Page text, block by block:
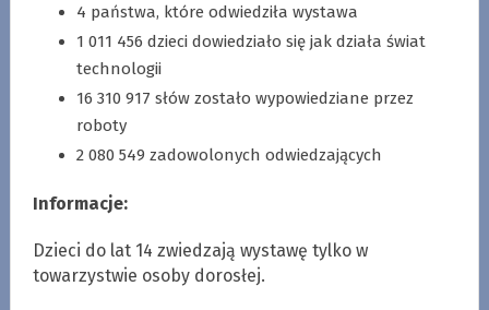
4 państwa, które odwiedziła wystawa
1 011 456 dzieci dowiedziało się jak działa świat
technologii
16 310 917 słów zostało wypowiedziane przez
roboty
2 080 549 zadowolonych odwiedzających
Informacje:
Dzieci do lat 14 zwiedzają wystawę tylko w
towarzystwie osoby dorosłej.